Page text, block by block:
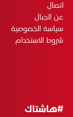
اتصال
عن الجبال
سياسة الخصوصية
شروط الاستخدام
#هاشتاك